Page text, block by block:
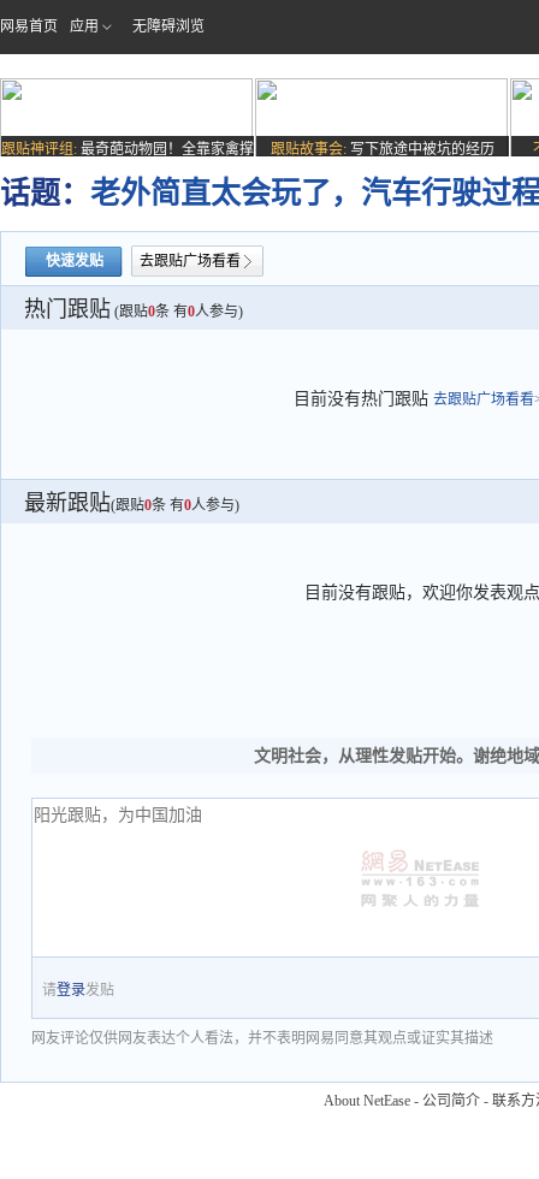
网易首页 应用 无障碍浏览
跟贴神评组: 最奇葩动物园！全靠家禽撑
场子
跟贴故事会: 写下旅途中被坑的经历
话题： 老外简直太会玩了，汽车行驶过
快速发贴 去跟贴广场看看
热门跟贴 (跟贴0条 有0人参与)
目前没有热门跟贴 去跟贴广场看看
最新跟贴(跟贴0条 有0人参与)
目前没有跟贴，欢迎你发表观点
文明社会，从理性发贴开始。谢绝地
请登录发贴
网友评论仅供网友表达个人看法，并不表明网易同意其观点或证实其描述
About NetEase - 公司简介 - 联系方